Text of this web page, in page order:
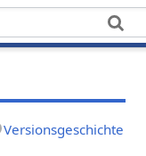
Versionsgeschichte